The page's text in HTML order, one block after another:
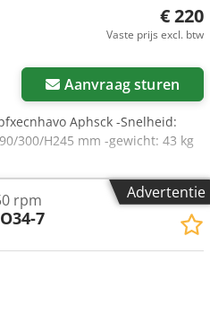
€ 220
Vaste prijs excl. btw
Aanvraag sturen
Aphsck -Snelheid:
300/H245 mm -gewicht: 43 kg
Advertentie
rpm
7